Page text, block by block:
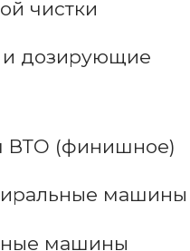
чистки
дозирующие
ВТО (финишное)
машины
машины